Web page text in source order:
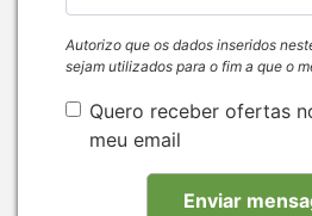
Autorizo que os dados inseridos
sejam utilizados para o fim a que o
Quero receber ofertas
meu email